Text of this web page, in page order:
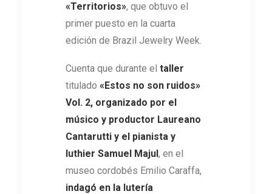
«Territorios», que obtuvo el
primer puesto en la cuarta
edición de Brazil Jewelry Week.
Cuenta que durante el taller
titulado «Estos no son ruidos»
Vol. 2, organizado por el
músico y productor Laureano
Cantarutti y el pianista y
luthier Samuel Majul, en el
museo cordobés Emilio Caraffa,
indagó en la lutería